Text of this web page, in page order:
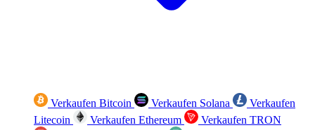
Verkaufen Bitcoin Verkaufen Solana
Verkaufen
Litecoin
Verkaufen Ethereum
Verkaufen TRON